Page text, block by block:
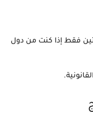
فقط إذا كنت من دول
.